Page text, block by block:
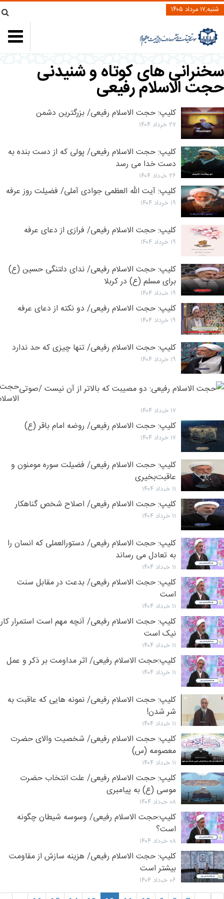
شنبه,۱۷ مرداد ۱۴۰۵
سخنرانی های کوتاه و شنیدنی
حجت الاسلام رفیعی
کلیپ: حجت الاسلام رفیعی/ بزرگترین دشمن
۲۷ خرداد ۱۴۰۴
کلیپ: حجت الاسلام رفیعی/ پولی که از دست بنده به
دست خدا می رسد
۲۶ خرداد ۱۴۰۴
کلیپ: آیت الله العظمی جوادی آملی/ فضیلت روز عرفه
۱۹ خرداد ۱۴۰۴
کلیپ: حجت الاسلام رفیعی/ فرازی از دعای عرفه
۱۹ خرداد ۱۴۰۴
کلیپ: حجت الاسلام رفیعی/ ندای دلتنگی حسین (ع)
برای مسلم (ع) در کربلا
۱۹ خرداد ۱۴۰۴
کلیپ: حجت الاسلام رفیعی/ دو نکته از دعای عرفه
۱۹ خرداد ۱۴۰۴
کلیپ: حجت الاسلام رفیعی/ تنها چیزی که حد ندارد
۱۹ خرداد ۱۴۰۴
حجت
از آن
صوتی
۱۷ خرداد ۱۴۰۴
کلیپ: حجت الاسلام رفیعی/ روضه امام باقر (ع)
۱۷ خرداد ۱۴۰۴
کلیپ: حجت الاسلام رفیعی/ فضیلت سوره مومنون و
عاقبت‌بخیری
۱۱ خرداد ۱۴۰۴
کلیپ: حجت الاسلام رفیعی/ اصلاح شخص گناهکار
۱۱ خرداد ۱۴۰۴
کلیپ: حجت الاسلام رفیعی/ دستورالعملی که انسان را
به تعادل می رساند
۱۱ خرداد ۱۴۰۴
کلیپ: حجت الاسلام رفیعی/ بدعت در مقابل سنت
است
۱۱ خرداد ۱۴۰۴
کلیپ: حجت الاسلام رفیعی/ آنچه مهم است استمرار کار
نیک است
۱۱ خرداد ۱۴۰۴
کلیپ:‌حجت الاسلام رفیعی/ اثر مداومت بر ذکر و عمل
۱۱ خرداد ۱۴۰۴
کلیپ: حجت الاسلام رفیعی/ نمونه هایی که عاقبت به
شر شدن!
۱۱ خرداد ۱۴۰۴
کلیپ: حجت الاسلام رفیعی/ شخصیت والای حضرت
معصومه (س)
۱۱ خرداد ۱۴۰۴
کلیپ:‌ حجت الاسلام رفیعی/ علت انتخاب حضرت
موسی (ع) به پیامبری
۰۸ خرداد ۱۴۰۴
کلیپ:‌حجت الاسلام رفیعی/ وسوسه شیطان چگونه
است؟
۰۸ خرداد ۱۴۰۴
کلیپ: حجت الاسلام رفیعی/ هزینه سازش از مقاومت
بیشتر است
۰۶ خرداد ۱۴۰۴